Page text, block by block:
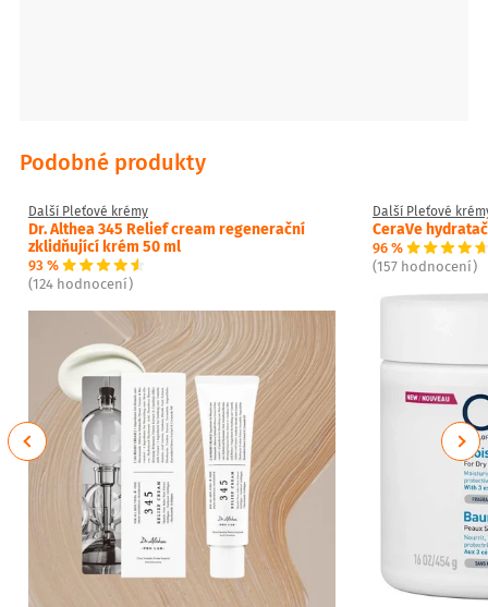
Podobné produkty
Další Pleťové krémy
Dr. Althea 345 Relief cream regenerační
zklidňující krém 50 ml
93 %
(124 hodnocení)
Další Pleťové
CeraVe
96 %
(157 hodnocení)
Previous Next